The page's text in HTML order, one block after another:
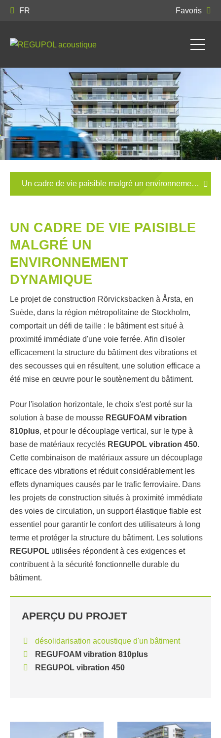
FR Favoris
Un cadre de vie paisible malgré un environnement
UN CADRE DE VIE PAISIBLE
MALGRÉ UN
ENVIRONNEMENT
DYNAMIQUE
Le projet de construction Rörvicksbacken à Årsta, en
Suède, dans la région métropolitaine de Stockholm,
comportait un défi de taille : le bâtiment est situé à
proximité immédiate d'une voie ferrée. Afin d'isoler
efficacement la structure du bâtiment des vibrations et
des secousses qui en résultent, une solution efficace a
été mise en œuvre pour le soutènement du bâtiment.
Pour l'isolation horizontale, le choix s'est porté sur la
solution à base de mousse REGUFOAM vibration
810plus, et pour le découplage vertical, sur le type à
base de matériaux recyclés REGUPOL vibration 450.
Cette combinaison de matériaux assure un découplage
efficace des vibrations et réduit considérablement les
effets dynamiques causés par le trafic ferroviaire. Dans
les projets de construction situés à proximité immédiate
des voies de circulation, un support élastique fiable est
essentiel pour garantir le confort des utilisateurs à long
terme et protéger la structure du bâtiment. Les solutions
REGUPOL utilisées répondent à ces exigences et
contribuent à la sécurité fonctionnelle durable du
bâtiment.
APERÇU DU PROJET
désolidarisation acoustique d'un bâtiment
REGUFOAM vibration 810plus
REGUPOL vibration 450